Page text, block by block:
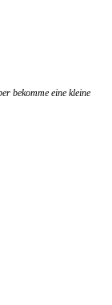
bekomme eine kleine